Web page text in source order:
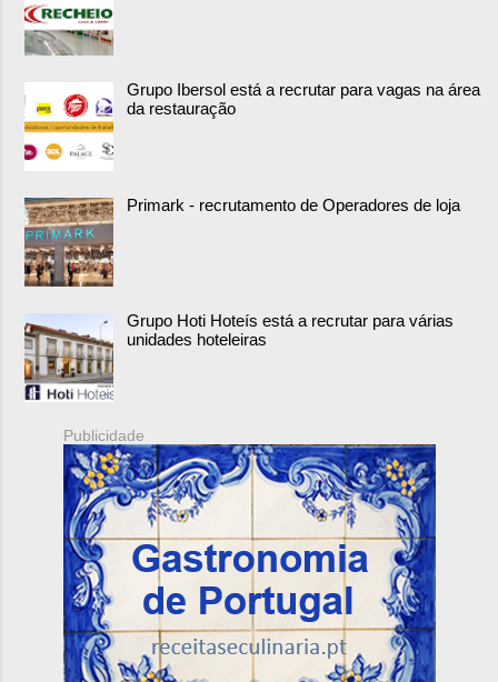
Grupo Ibersol está a recrutar para vagas na área
da restauração
Primark - recrutamento de Operadores de loja
Grupo Hoti Hoteís está a recrutar para várias
unidades hoteleiras
Publicidade